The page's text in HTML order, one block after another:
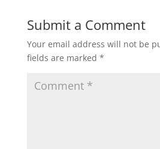
Submit a Comment
Your email address will not be
fields are marked *